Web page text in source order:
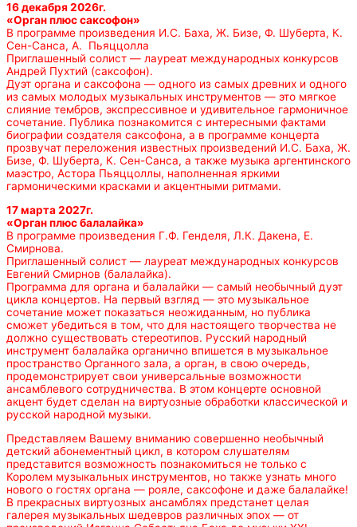
16 декабря 2026г.
«Орган плюс саксофон»
В программе произведения И.С. Баха, Ж. Бизе, Ф. Шуберта, К.
Сен-Санса, А. Пьяццолла
Приглашенный солист — лауреат международных конкурсов
Андрей Пухтий (саксофон).
Дуэт органа и саксофона — одного из самых древних и одного
из самых молодых музыкальных инструментов — это мягкое
слияние тембров, экспрессивное и удивительное гармоничное
сочетание. Публика познакомится с интересными фактами
биографии создателя саксофона, а в программе концерта
прозвучат переложения известных произведений И.С. Баха, Ж.
Бизе, Ф. Шуберта, К. Сен-Санса, а также музыка аргентинского
маэстро, Астора Пьяццоллы, наполненная яркими
гармоническими красками и акцентными ритмами.
17 марта 2027г.
«Орган плюс балалайка»
В программе произведения Г.Ф. Генделя, Л.К. Дакена, Е.
Смирнова.
Приглашенный солист — лауреат международных конкурсов
Евгений Смирнов (балалайка).
Программа для органа и балалайки — самый необычный дуэт
цикла концертов. На первый взгляд — это музыкальное
сочетание может показаться неожиданным, но публика
сможет убедиться в том, что для настоящего творчества не
должно существовать стереотипов. Русский народный
инструмент балалайка органично впишется в музыкальное
пространство Органного зала, а орган, в свою очередь,
продемонстрирует свои универсальные возможности
ансамблевого сотрудничества. В этом концерте основной
акцент будет сделан на виртуозные обработки классической и
русской народной музыки.
Представляем Вашему вниманию совершенно необычный
детский абонементный цикл, в котором слушателям
представится возможность познакомиться не только с
Королем музыкальных инструментов, но также узнать много
нового о гостях органа — рояле, саксофоне и даже балалайке!
В прекрасных виртуозных ансамблях предстанет целая
галерея музыкальных шедевров различных эпох — от